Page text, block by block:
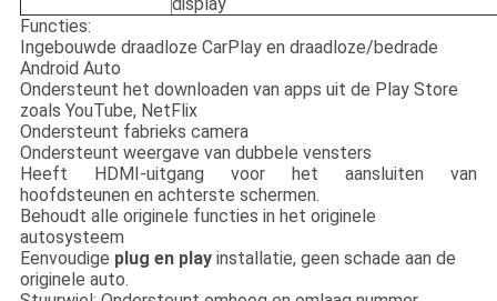
display
Functies:
Ingebouwde draadloze CarPlay en draadloze/bedrade
Android Auto
Ondersteunt het downloaden van apps uit de Play Store
zoals YouTube, NetFlix
Ondersteunt fabrieks camera
Ondersteunt weergave van dubbele vensters
Heeft HDMI-uitgang voor het aansluiten van
hoofdsteunen en achterste schermen.
Behoudt alle originele functies in het originele
autosysteem
Eenvoudige plug enplay installatie, geen schade aan de
originele auto.